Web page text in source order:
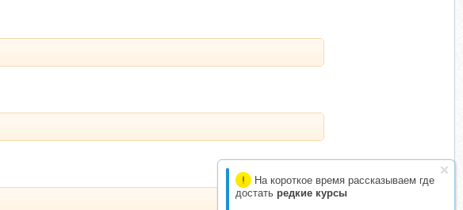
На короткое время рассказываем где
достать редкие курсы